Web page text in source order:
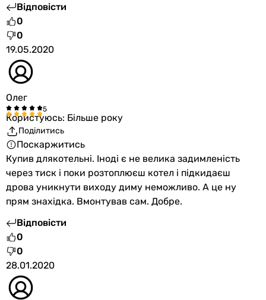
Відповісти
0
0
19.05.2020
Олег
Користуюсь: Більше року
Поділитись
Поскаржитись
Купив длякотельні. Іноді є не велика задимленість
через тиск і поки розтоплюєш котел і підкидаєш
дрова уникнути виходу диму неможливо. А це ну
прям знахідка. Вмонтував сам. Добре.
Відповісти
0
0
28.01.2020